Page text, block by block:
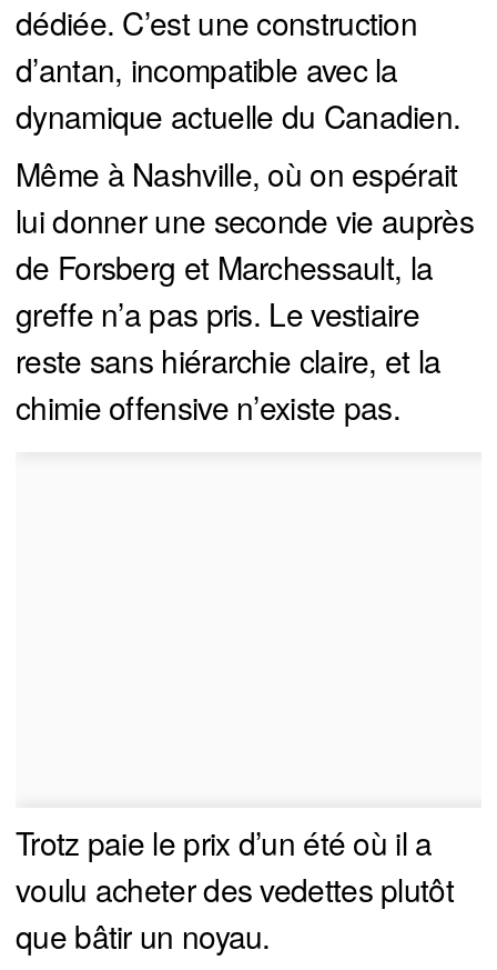
dédiée. C’est une construction
d’antan, incompatible avec la
dynamique actuelle du Canadien.
Même à Nashville, où on espérait
lui donner une seconde vie auprès
de Forsberg et Marchessault, la
greffe n’a pas pris. Le vestiaire
reste sans hiérarchie claire, et la
chimie offensive n’existe pas.
Trotz paie le prix d’un été où il a
voulu acheter des vedettes plutôt
que bâtir un noyau.